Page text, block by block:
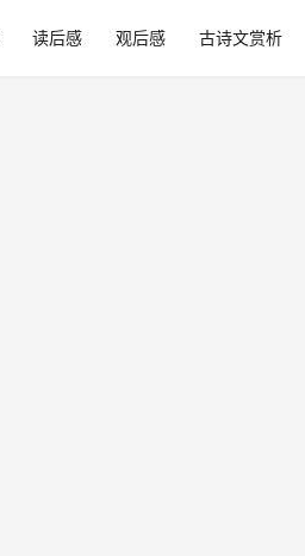
读后感 观后感 古诗文赏析